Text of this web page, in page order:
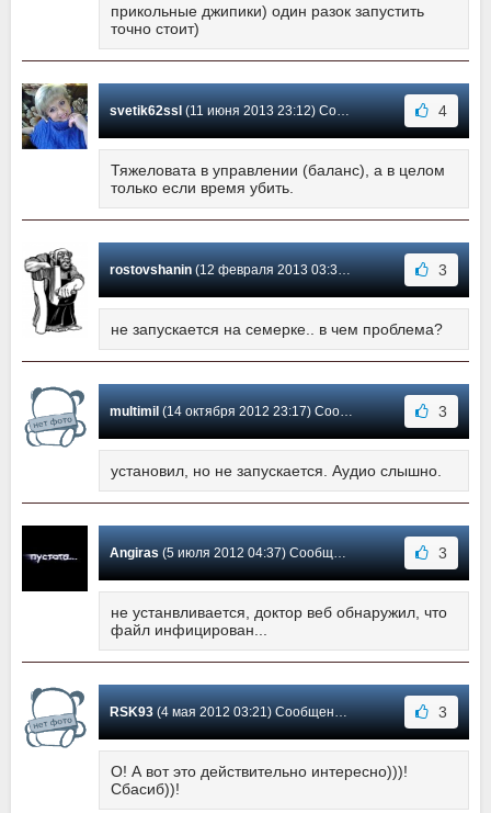
прикольные джипики) один разок запустить
точно стоит)
svetik62ssl(11 июня 2013 23:12) Сообщение #28 4
Тяжеловата в управлении (баланс), а в целом
только если время убить.
rostovshanin(12 февраля 2013 03:30) Сообщение #27 3
не запускается на семерке.. в чем проблема?
multimil(14 октября 2012 23:17) Сообщение #26 3
установил, но не запускается. Аудио слышно.
Angiras(5 июля 2012 04:37) Сообщение #25 3
не устанвливается, доктор веб обнаружил, что
файл инфицирован...
RSK93(4 мая 2012 03:21) Сообщение #24 3
О! А вот это действительно интересно)))!
Сбасиб))!